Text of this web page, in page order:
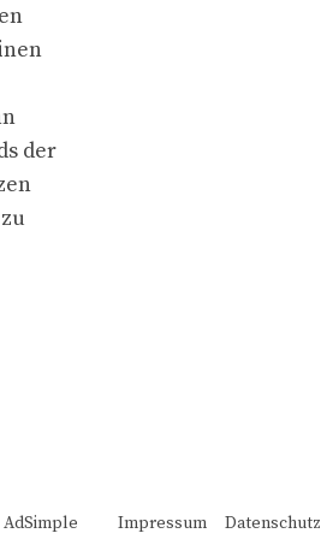
der
AdSimple Impressum Datenschutz